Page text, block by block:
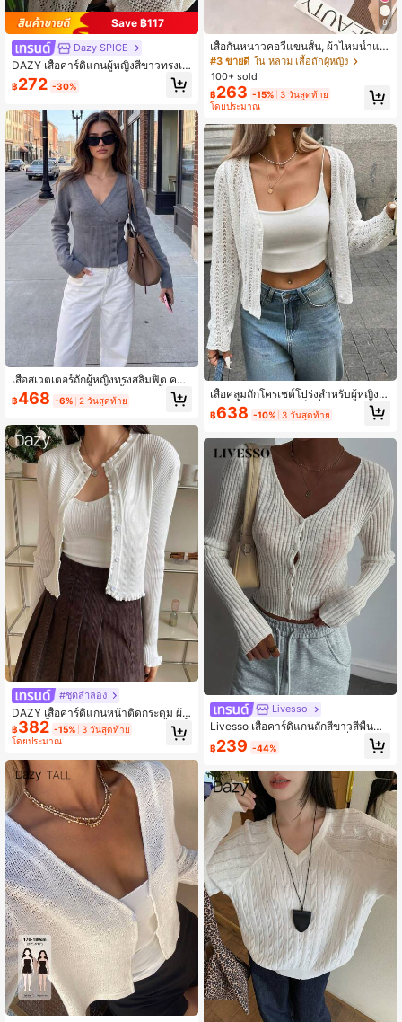
Save ฿117
Dazy SPICE
DAZY เสื้อคาร์ดิแกนผู้หญิงสีขาวทรงเข้
ารูป ผ้าถักโปร่งลายฉลุ แขนยาว คอกล
ม ติดกระดุม เนื้อบาง สำหรับฤดูร้อนแล
฿272 -30%
เสื้อสเวตเตอร์ถักผู้หญิงทรงสลิมฟิต คอวี
ติดกระดุมด้านข้าง ลายริ้ว สีเทาพื้น แข
นยาว สำหรับฤดูใบไม้ร่วง
฿468 -6% 2 วันสุดท้าย
#ชุดลำลอง
DAZY เสื้อคาร์ดิแกนหน้าติดกระดุม ผ้า
ยืดลายริ้ว ตกแต่งด้วยลายใบกะหล่ำ, เสื้
อผ้าฤดูใบไม้ร่วง
฿382 -15% 3 วันสุดท้าย
โดยประมาณ
8
เสื้อกันหนาวคอวีแขนสั้น, ผ้าไหมน้ำแข็
งนุ่มและระบายอากาศได้ดี, ดีไซน์เรียบ
หรู, มีผลทำให้ผอมเพรียว, คอกลมคลาส
สิก, ใช้งานได้หลากหลายสำหรับฤดูใบไ
ม้ผลิ/ฤดูร้อน, ทำงาน, ออกเดท, ปาร์ตี้แ
ละวันหยุด
#3 ขายดี ใน หลวม เสื้อถักผู้หญิง
100+ sold
฿263 -15% 3 วันสุดท้าย
โดยประมาณ
เสื้อคลุมถักโครเชต์โปร่งสำหรับผู้หญิง ส
ไตล์ฝรั่งเศสมินิมอลเซ็กซี่ สำหรับต้นฤดูใ
บไม้ร่วง คอวี กระดุมแถวเดียว ความยา
สำหรับใส่ลำลอง ท่องเที่ยว และในห้องแ
อร์ แขนยาวอเนกประสงค์
฿638 -10% 3 วันสุดท้าย
Livesso
Livesso เสื้อคาร์ดิแกนถักสีขาวสีพื้นลำ
ลองสำหรับผู้หญิง สไตล์สตรีทที่สง่างาม
เหมาะสำหรับฤดูใบไม้ร่วงและฤดูใบไม้
฿239 -44%